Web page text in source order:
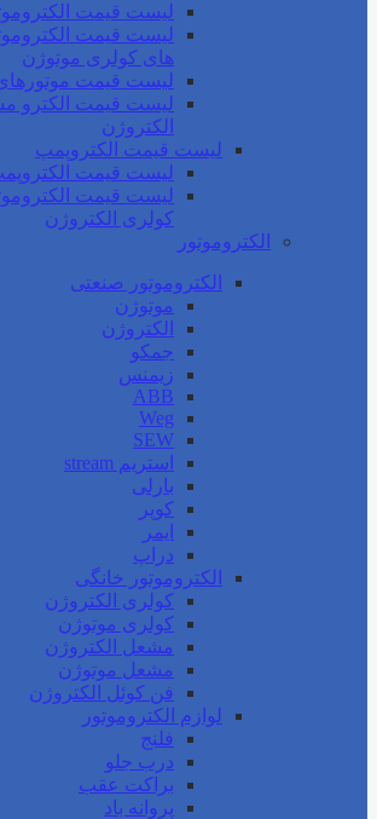
لیست قیمت
لیست قیمت
های کولری موتوژن
لیست قیمت
لیست قیمت الکترو
الکتروژن
لیست قیمت الکتروپمپ
لیست قیمت
لیست قیمت
کولری الکتروژن
الکتروموتور
الکتروموتور صنعتی
موتوژن
الکتروژن
جمکو
زیمنس
ABB
Weg
SEW
استریم stream
بارلی
کوپر
ایمر
دراپ
الکتروموتور خانگی
کولری الکتروژن
کولری موتوژن
مشعل الکتروژن
مشعل موتوژن
فن کوئل الکتروژن
لوازم الکتروموتور
فلنج
درب جلو
براکت عقب
پروانه باد